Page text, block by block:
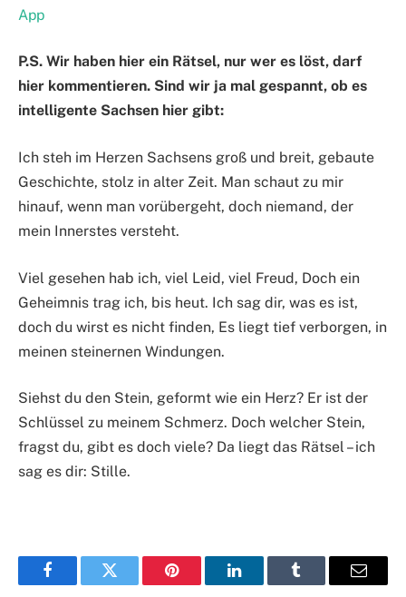
App
P.S. Wir haben hier ein Rätsel, nur wer es löst, darf
hier kommentieren. Sind wir ja mal gespannt, ob es
intelligente Sachsen hier gibt:
Ich steh im Herzen Sachsens groß und breit, gebaute
Geschichte, stolz in alter Zeit. Man schaut zu mir
hinauf, wenn man vorübergeht, doch niemand, der
mein Innerstes versteht.
Viel gesehen hab ich, viel Leid, viel Freud, Doch ein
Geheimnis trag ich, bis heut. Ich sag dir, was es ist,
doch du wirst es nicht finden, Es liegt tief verborgen, in
meinen steinernen Windungen.
Siehst du den Stein, geformt wie ein Herz? Er ist der
Schlüssel zu meinem Schmerz. Doch welcher Stein,
fragst du, gibt es doch viele? Da liegt das Rätsel – ich
sag es dir: Stille.
FacebookTwitter Pinterest LinkedInTumblr
E-